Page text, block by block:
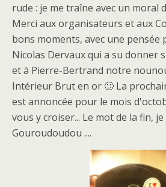
rude : je me traîne avec un moral
Merci aux organisateurs et aux
bons moments, avec une
Nicolas Dervaux qui a su donner
et à Pierre-Bertrand notre
Intérieur Brut en or 🙂 La
est annoncée pour le mois
vous y croiser... Le mot de la fin, je
Gouroudoudou ....